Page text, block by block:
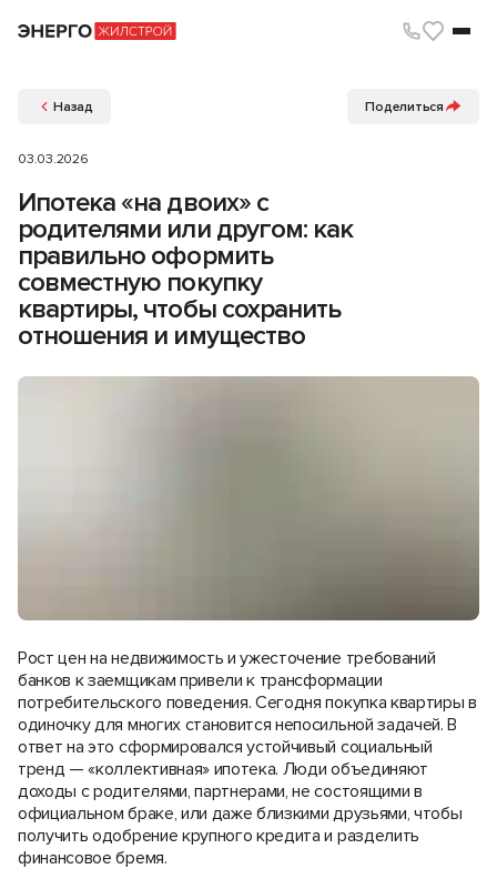
Назад Поделиться
03.03.2026
Ипотека «на двоих» с
родителями или другом: как
правильно оформить
совместную покупку
квартиры, чтобы сохранить
отношения и имущество
Рост цен на недвижимость и ужесточение требований
банков к заемщикам привели к трансформации
потребительского поведения. Сегодня покупка квартиры в
одиночку для многих становится непосильной задачей. В
ответ на это сформировался устойчивый социальный
тренд — «коллективная» ипотека. Люди объединяют
доходы с родителями, партнерами, не состоящими в
официальном браке, или даже близкими друзьями, чтобы
получить одобрение крупного кредита и разделить
финансовое бремя.